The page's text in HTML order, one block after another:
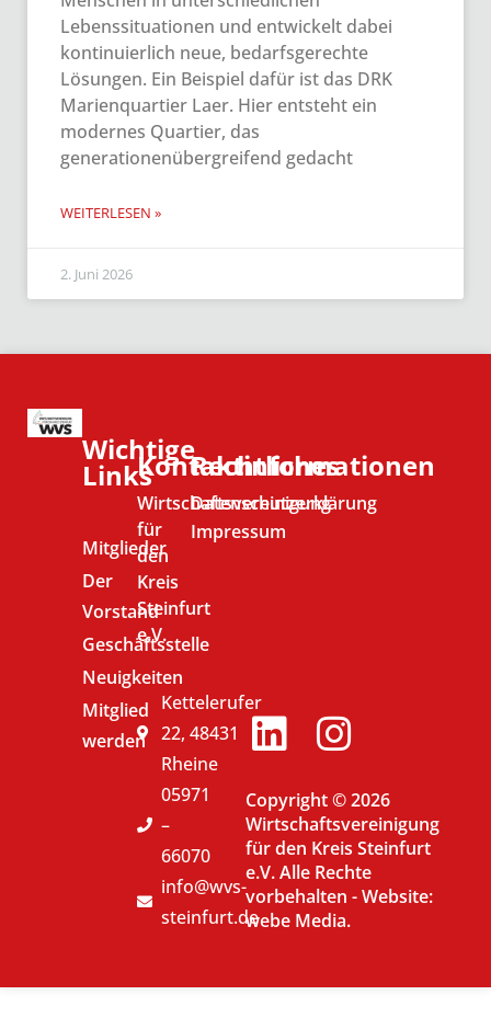
Lebenssituationen und entwickelt dabei
kontinuierlich neue, bedarfsgerechte
Lösungen. Ein Beispiel dafür ist das DRK
Marienquartier Laer. Hier entsteht ein
modernes Quartier, das
generationenübergreifend gedacht
WEITERLESEN »
2. Juni 2026
Wichtige
Links
Mitglieder
Der
Vorstand
Geschäftsstelle
Neuigkeiten
Mitglied
werden
Kontaktinformationen
Wirtschaftsvereinigung
für
den
Kreis
Steinfurt
e.V.
Kettelerufer
22, 48431
Rheine
05971
–
66070
info@wvs-
steinfurt.de
Rechtliches
Datenschutzerklärung
Impressum
Copyright © 2026
Wirtschaftsvereinigung
für den Kreis Steinfurt
e.V. Alle Rechte
vorbehalten -Website:
webe Media.